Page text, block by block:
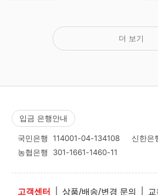
더 보기
입금 은행안내
국민은행 114001-04-134108 신한은
농협은행 301-1661-1460-11
고객센터 상품/배송/변경 문의